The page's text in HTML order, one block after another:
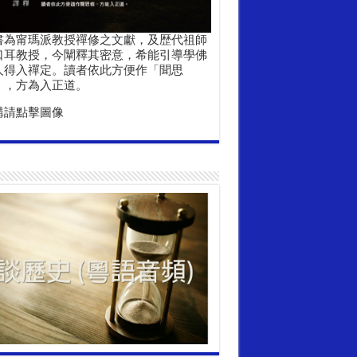
為甯瑪派教授禪修之文獻，及歴代祖師
耳教授，今闡釋其密意，希能引導學佛
得入禪定。讀者依此方便作「聞思
方為入正道。
請點擊圖像